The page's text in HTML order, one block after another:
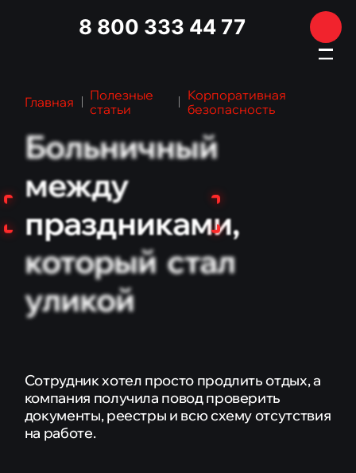
8 800 333 44 77
ГЛАВНАЯ
Полиграф
Аудит безопасности бизнеса
Медицинский юрист
Адвокат по уголовным делам
ПДн в салонах красоты
ПДн в стоматологических клиниках
Главная
Полезные
статьи
Корпоративная
безопасность
Больничный
между
праздниками,
который стал
уликой
Сотрудник хотел просто продлить отдых, а
компания получила повод проверить
документы, реестры и всю схему отсутствия
на работе.